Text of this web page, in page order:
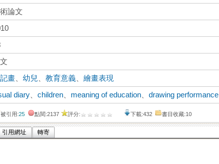
論文
畫 、幼兒 、教育意義 、繪畫表現
diary 、children meaning of education 、drawing performance
被引用:25 點閱:2137 評分: 下載:432 書目收藏:10
引用網址 轉寄